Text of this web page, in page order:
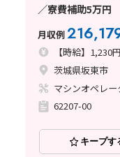
／寮費補助5万円
月収例
【時給】1,230
茨城県坂東市
マシンオペレ
62207-00
キープす